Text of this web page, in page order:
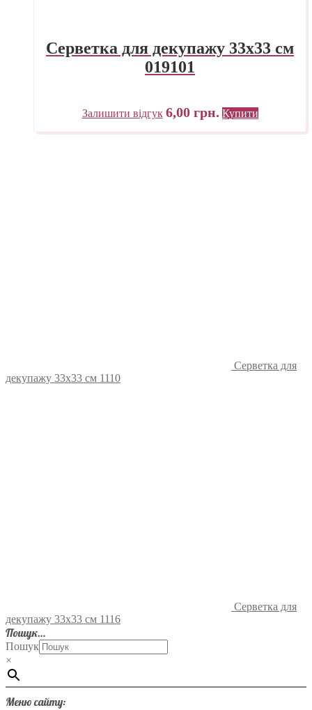
Серветка для декупажу 33х33 см
019101
Залишити відгук 6,00 грн. Купити
Серветка для
декупажу 33х33 см 1110
Серветка для
декупажу 33х33 см 1116
Пошук…
Пошук
×
Меню сайту: